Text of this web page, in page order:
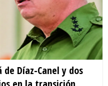
Díaz-Canel y dos